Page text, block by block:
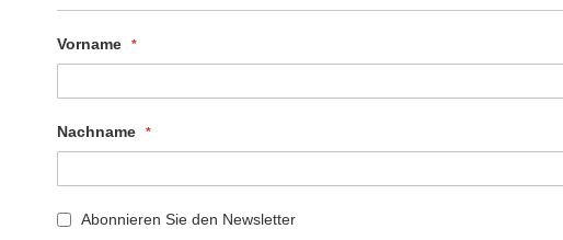
Vorname
Nachname
Abonnieren Sie den Newsletter